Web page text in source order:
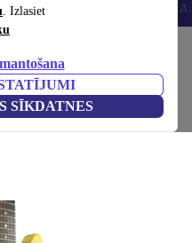
. Izlasiet
SĪKDATNES
Viedpulksteņi
DC
1 662,11 €